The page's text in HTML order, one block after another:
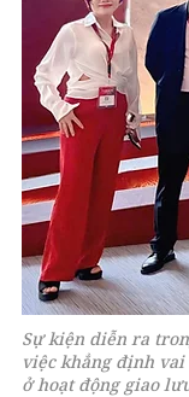
Sự kiện diễn ra
việc khẳng định
ở hoạt động giao